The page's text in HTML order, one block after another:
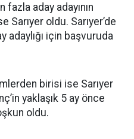
aday adayının
Sarıyer oldu. Sarıyer’de
adaylığı için başvuruda
birisi ise Sarıyer
yaklaşık 5 ay önce
oldu.